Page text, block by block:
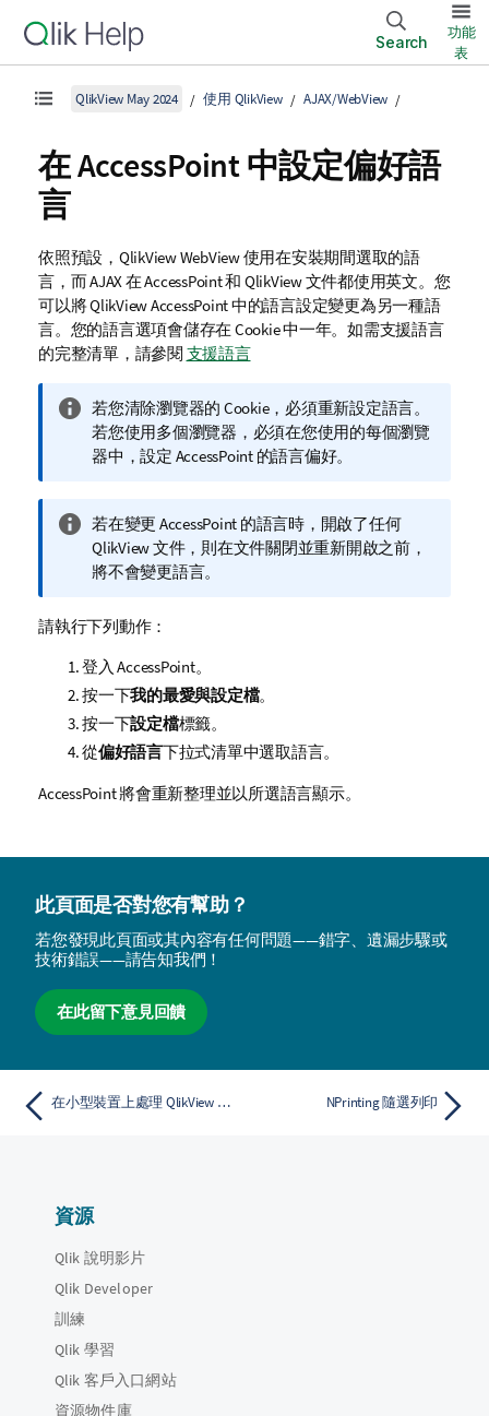
Search
功能
表
QlikView May 2024 使用 QlikView AJAX/WebView
在 AccessPoint 中設定偏好語
言
依照預設， QlikViewWebView 使用在安裝期間選取的語
言，而 AJAX 在 AccessPoint 和 QlikView文件都使用英文。您
可以將QlikViewAccessPoint 中的語言設定變更為另一種語
言。您的語言選項會儲存在 Cookie 中一年。如需支援語言
的完整清單，請參閱 支援語言
資
訊
備
若您清除瀏覽器的 Cookie，必須重新設定語言。
若您使用多個瀏覽器，必須在您使用的每個瀏覽
器中，設定 AccessPoint 的語言偏好。
資
訊
備
若在變更 AccessPoint 的語言時，開啟了任何
QlikView文件，則在文件關閉並重新開啟之前，
將不會變更語言。
請執行下列動作：
登入 AccessPoint。
按一下我的最愛與設定檔。
按一下設定檔標籤。
從偏好語言下拉式清單中選取語言。
AccessPoint 將會重新整理並以所選語言顯示。
此頁面是否對您有幫助？
若您發現此頁面或其內容有任何問題——錯字、遺漏步驟或
技術錯誤——請告知我們！
在此留下意見回饋
在小型裝置上處理 QlikView 文件 NPrinting 隨選列印
資源
Qlik 說明影片
Qlik Developer
訓練
Qlik 學習
Qlik 客戶入口網站
資源物件庫